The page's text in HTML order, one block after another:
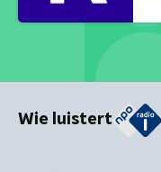
Wie luistert